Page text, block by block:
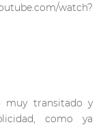
watch?
muy transitado y
como ya